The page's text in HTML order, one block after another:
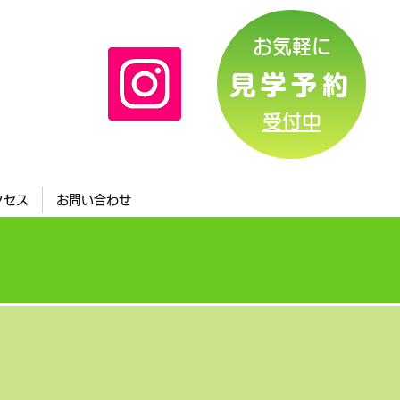
見学予約
お気軽に
​受付中
セス お問い合わせ